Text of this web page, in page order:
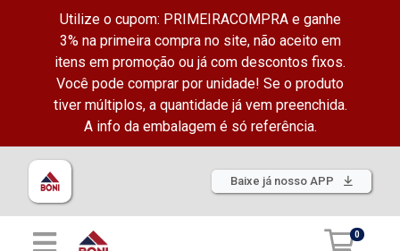
Utilize o cupom: PRIMEIRACOMPRA e ganhe
3% na primeira compra no site, não aceito em
itens em promoção ou já com descontos fixos.
Você pode comprar por unidade! Se o produto
tiver múltiplos, a quantidade já vem preenchida.
A info da embalagem é só referência.
Baixe já nosso APP
0